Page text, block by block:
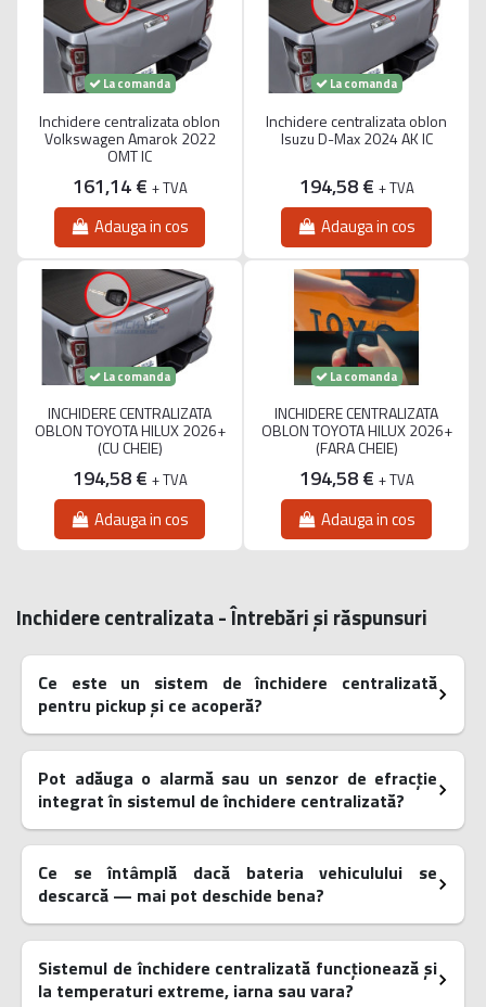
La comanda
Inchidere centralizata oblon
Volkswagen Amarok 2022
OMT IC
161,14 € + TVA
Adauga in cos
La comanda
Inchidere centralizata oblon
Isuzu D-Max 2024 AK IC
194,58 € + TVA
Adauga in cos
La comanda
INCHIDERE CENTRALIZATA
OBLON TOYOTA HILUX 2026+
(CU CHEIE)
194,58 € + TVA
Adauga in cos
La comanda
INCHIDERE CENTRALIZATA
OBLON TOYOTA HILUX 2026+
(FARA CHEIE)
194,58 € + TVA
Adauga in cos
Inchidere centralizata - Întrebări și răspunsuri
Ce este un sistem de închidere centralizată
pentru pickup și ce acoperă?
Pot adăuga o alarmă sau un senzor de efracție
integrat în sistemul de închidere centralizată?
Ce se întâmplă dacă bateria vehiculului se
descarcă — mai pot deschide bena?
Sistemul de închidere centralizată funcționează și
la temperaturi extreme, iarna sau vara?